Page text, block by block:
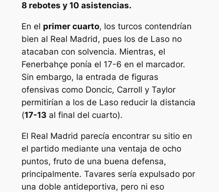
8 rebotes y 10 asistencias.
En el primer cuarto, los turcos contendrían
bien al Real Madrid, pues los de Laso no
atacaban con solvencia. Mientras, el
Fenerbahçe ponía el 17-6 en el marcador.
Sin embargo, la entrada de figuras
ofensivas como Doncic, Carroll y Taylor
permitirían a los de Laso reducir la distancia
(17-13al final del cuarto).
El Real Madrid parecía encontrar su sitio en
el partido mediante una ventaja de ocho
puntos, fruto de una buena defensa,
principalmente. Tavares sería expulsado por
una doble antideportiva, pero ni eso